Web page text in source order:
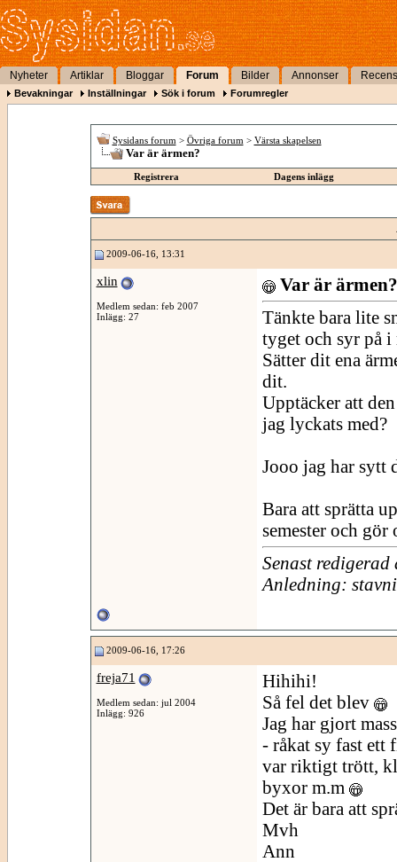
Nyheter Artiklar Bloggar Forum Bilder Annonser
Bevakningar Inställningar Sök i forum Forumregler
Sysidans forum > Övriga forum > Värsta skapelsen
Var är ärmen?
Registrera Dagens inlägg
2009-06-16, 13:31
xlin
Medlem sedan: feb 2007
Inlägg: 27
Var är ärmen?
Tänkte bara lite
tyget och syr på i
Sätter dit ena
dit.
Upptäcker att
jag lyckats med?
Jooo jag har sytt
Bara att sprätta
semester och gör
Senast
Anledning:
2009-06-16, 17:26
freja71
Medlem sedan: jul 2004
Inlägg: 926
Hihihi!
Så fel det blev
Jag har gjort
- råkat sy fast ett
var riktigt trött,
byxor m.m
Det är bara att
Mvh
Ann